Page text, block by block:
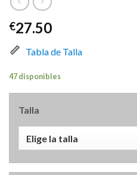
€27.50
Tabla de Talla
47 disponibles
Talla